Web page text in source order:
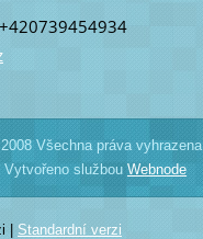
Všechna práva vyhrazena.
Vytvořeno službou Webnode
Standardní verzi